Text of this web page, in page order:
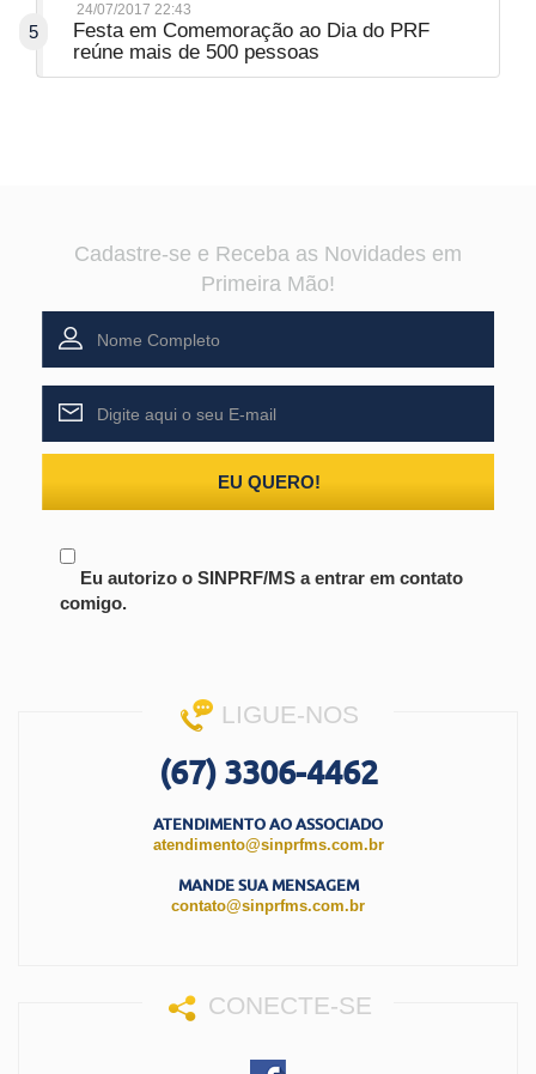
5
24/07/2017 22:43
Festa em Comemoração ao Dia do PRF
reúne mais de 500 pessoas
Cadastre-se e Receba as Novidades em
Primeira Mão!
EU QUERO!
Eu autorizo o SINPRF/MS a entrar em contato
comigo.
LIGUE-NOS
(67) 3306-4462
ATENDIMENTO AO ASSOCIADO
atendimento@sinprfms.com.br
MANDE SUA MENSAGEM
contato@sinprfms.com.br
CONECTE-SE